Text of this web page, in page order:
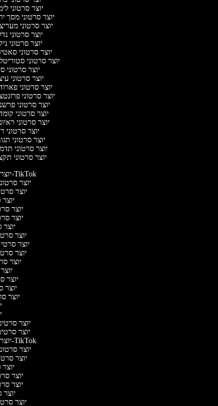
יוצר סרטוני
יוצר סרטוני מסך
יוצר סרטוני
יוצר סרטוני
יוצר סרטוני
יוצר סרטוני
יוצר סרטוני
יוצר סרטוני
יוצר סרטוני
יוצר סרטוני
יוצר סרטוני
יוצר סרטוני
יוצר סרטוני
יוצר סרטוני
יוצר סרטוני
יוצר סרטוני
יוצר סרטוני
יוצר סרטוני
יוצר סרטונים ל-TikTok
יוצר
יוצר
יוצר
יוצר
יוצר
יוצר
יוצר סרטי
יוצר
יוצר
יוצר
יוצר
יוצר
יוצר
יוצר
יוצר סרטונים ל-TikTok
יוצר
יוצר
יוצר
יוצר
יוצר
יוצר